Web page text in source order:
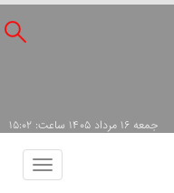
جمعه ۱۶ مرداد ۱۴۰۵ ساعت: ۱۵:۰۲
Toggle